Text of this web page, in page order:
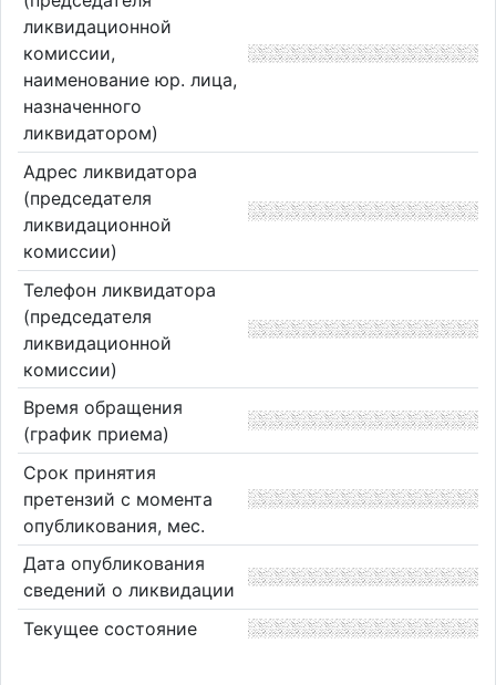
ликвидационной
комиссии,
наименование юр. лица,
назначенного
ликвидатором)
Адрес ликвидатора
(председателя
ликвидационной
комиссии)
Телефон ликвидатора
(председателя
ликвидационной
комиссии)
Время обращения
(график приема)
Срок принятия
претензий с момента
опубликования, мес.
Дата опубликования
сведений о ликвидации
Текущее состояние